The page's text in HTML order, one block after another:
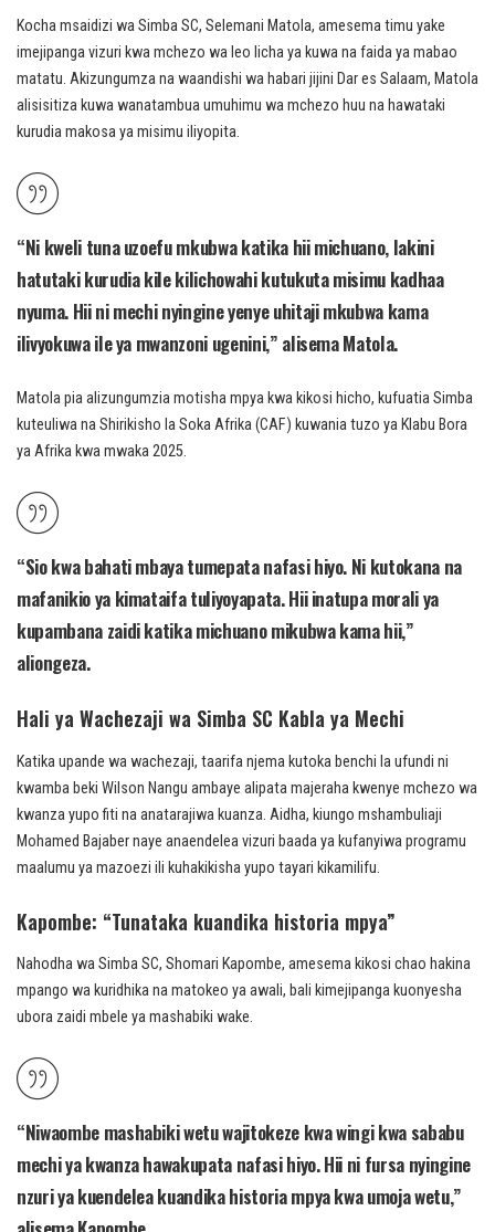
Kocha msaidizi wa Simba SC, Selemani Matola, amesema timu yake
imejipanga vizuri kwa mchezo wa leo licha ya kuwa na faida ya mabao
matatu. Akizungumza na waandishi wa habari jijini Dar es Salaam, Matola
alisisitiza kuwa wanatambua umuhimu wa mchezo huu na hawataki
kurudia makosa ya misimu iliyopita.
“Ni kweli tuna uzoefu mkubwa katika hii michuano, lakini
hatutaki kurudia kile kilichowahi kutukuta misimu kadhaa
nyuma. Hii ni mechi nyingine yenye uhitaji mkubwa kama
ilivyokuwa ile ya mwanzoni ugenini,” alisema Matola.
Matola pia alizungumzia motisha mpya kwa kikosi hicho, kufuatia Simba
kuteuliwa na Shirikisho la Soka Afrika (CAF) kuwania tuzo ya Klabu Bora
ya Afrika kwa mwaka 2025.
“Sio kwa bahati mbaya tumepata nafasi hiyo. Ni kutokana na
mafanikio ya kimataifa tuliyoyapata. Hii inatupa morali ya
kupambana zaidi katika michuano mikubwa kama hii,”
aliongeza.
Hali ya Wachezaji wa Simba SC Kabla ya Mechi
Katika upande wa wachezaji, taarifa njema kutoka benchi la ufundi ni
kwamba beki Wilson Nangu ambaye alipata majeraha kwenye mchezo wa
kwanza yupo fiti na anatarajiwa kuanza. Aidha, kiungo mshambuliaji
Mohamed Bajaber naye anaendelea vizuri baada ya kufanyiwa programu
maalumu ya mazoezi ili kuhakikisha yupo tayari kikamilifu.
Kapombe: “Tunataka kuandika historia mpya”
Nahodha wa Simba SC, Shomari Kapombe, amesema kikosi chao hakina
mpango wa kuridhika na matokeo ya awali, bali kimejipanga kuonyesha
ubora zaidi mbele ya mashabiki wake.
“Niwaombe mashabiki wetu wajitokeze kwa wingi kwa sababu
mechi ya kwanza hawakupata nafasi hiyo. Hii ni fursa nyingine
nzuri ya kuendelea kuandika historia mpya kwa umoja wetu,”